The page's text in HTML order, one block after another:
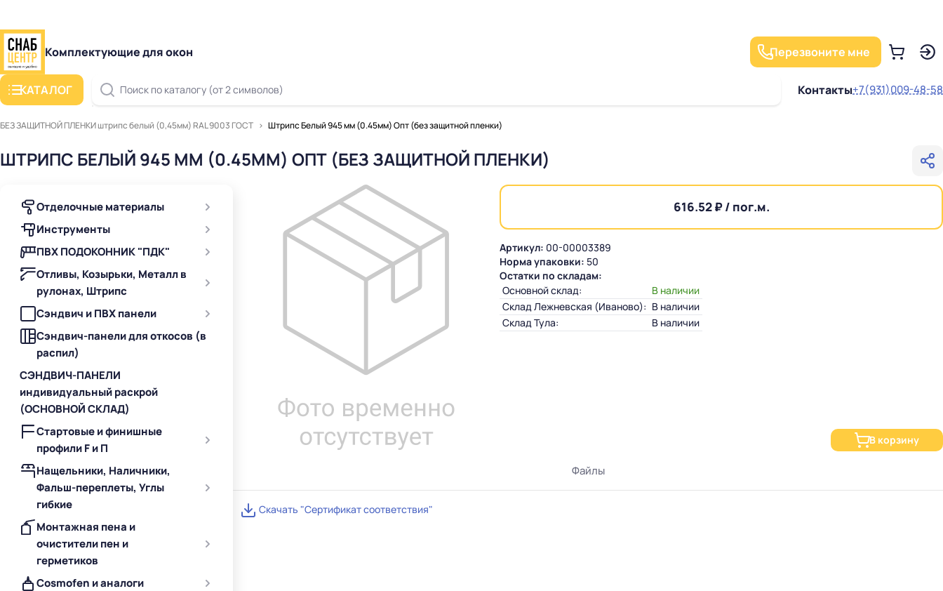
Комплектующие для окон Перезвоните мне
КАТАЛОГ Поиск по каталогу (от 2 символов) Контакты+7(931)009-48-58
БЕЗ ЗАЩИТНОЙ ПЛЕНКИ штрипс белый (0,45мм) RAL 9003 ГОСТ Штрипс Белый 945 мм (0.45мм) Опт (без защитной пленки)
ШТРИПС БЕЛЫЙ 945 ММ (0.45ММ) ОПТ (БЕЗ ЗАЩИТНОЙ ПЛЕНКИ)
Отделочные материалы
Инструменты
ПВХ ПОДОКОННИК "ПДК"
Отливы, Козырьки, Металл в
рулонах, Штрипс
Сэндвич и ПВХ панели
Сэндвич-панели для откосов (в
распил)
СЭНДВИЧ-ПАНЕЛИ
индивидуальный раскрой
(ОСНОВНОЙ СКЛАД)
Стартовые и финишные
профили F и П
Нащельники, Наличники,
Фальш-переплеты, Углы
гибкие
Монтажная пена и
очистители пен и
герметиков
Cosmofen и аналоги
616.52 ₽ / пог.м.
Артикул: 00-00003389
Норма упаковки: 50
Остатки по складам:
Основной склад:
В наличии
Склад Лежневская (Иваново): В наличии
Склад Тула:
В наличии
В корзину
Файлы
Скачать "Сертификат соответствия"